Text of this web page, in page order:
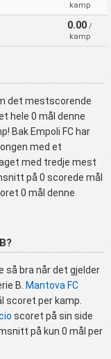
kamp
0.00 /
kamp
det mestscorende
hele 0 mål denne
Bak Empoli FC har
med et
med tredje mest
på 0 scorede mål
0 mål denne
så bra når det gjelder
B. Mantova FC
scoret per kamp.
scoret på sin side
på kun 0 mål per